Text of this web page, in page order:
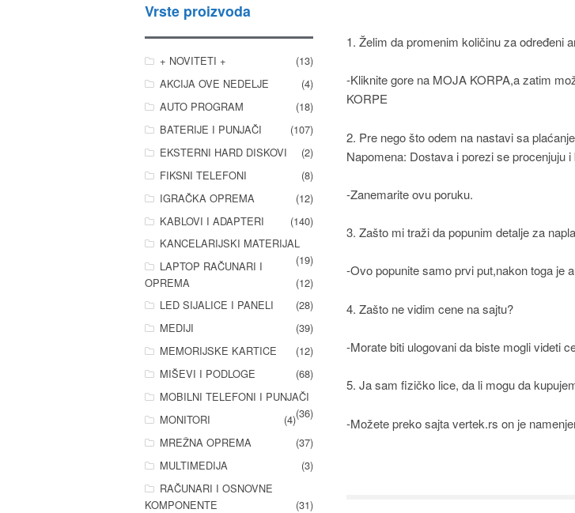
1. Želim da promenim količinu za određeni
-Kliknite gore na MOJA KORPA,a zatim
KORPE
2. Pre nego što odem na nastavi sa
Napomena: Dostava i porezi se procenjuju
-Zanemarite ovu poruku.
3. Zašto mi traži da popunim detalje za
-Ovo popunite samo prvi put,nakon toga je
4. Zašto ne vidim cene na sajtu?
-Morate biti ulogovani da biste mogli videti
5. Ja sam fizičko lice, da li mogu da
-Možete preko sajta vertek.rs on je
Vrste proizvoda
+ NOVITETI +
(13)
AKCIJA OVE NEDELJE
(4)
AUTO PROGRAM
(18)
BATERIJE I PUNJAČI
(107)
EKSTERNI HARD DISKOVI
(2)
FIKSNI TELEFONI
(8)
IGRAČKA OPREMA
(12)
KABLOVI I ADAPTERI
(140)
KANCELARIJSKI MATERIJAL
(19)
LAPTOP RAČUNARI I
OPREMA
(12)
LED SIJALICE I PANELI
(28)
MEDIJI
(39)
MEMORIJSKE KARTICE
(12)
MIŠEVI I PODLOGE
(68)
MOBILNI TELEFONI I PUNJAČI
(36)
MONITORI
(4)
MREŽNA OPREMA
(37)
MULTIMEDIJA
(3)
RAČUNARI I OSNOVNE
KOMPONENTE
(31)